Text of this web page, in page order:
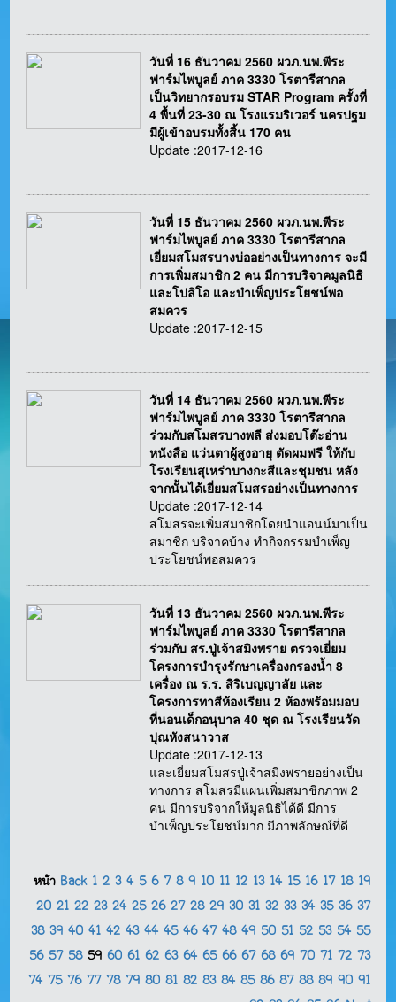
วันที่ 16 ธันวาคม 2560 ผวภ.นพ.พีระ
ฟาร์มไพบูลย์ ภาค 3330 โรตารีสากล
เป็นวิทยากรอบรม STAR Program ครั้งที่
4 พื้นที่ 23-30 ณ โรงแรมริเวอร์ นครปฐม
มีผู้เข้าอบรมทั้งสิ้น 170 คน
Update :2017-12-16
วันที่ 15 ธันวาคม 2560 ผวภ.นพ.พีระ
ฟาร์มไพบูลย์ ภาค 3330 โรตารีสากล
เยี่ยมสโมสรบางบ่ออย่างเป็นทางการ จะมี
การเพิ่มสมาชิก 2 คน มีการบริจาคมูลนิธิ
และโปลิโอ และบำเพ็ญประโยชน์พอ
สมควร
Update :2017-12-15
วันที่ 14 ธันวาคม 2560 ผวภ.นพ.พีระ
ฟาร์มไพบูลย์ ภาค 3330 โรตารีสากล
ร่วมกับสโมสรบางพลี ส่งมอบโต๊ะอ่าน
หนังสือ แว่นตาผู้สูงอายุ ตัดผมฟรี ให้กับ
โรงเรียนสุเหร่าบางกะสีและชุมชน หลัง
จากนั้นได้เยี่ยมสโมสรอย่างเป็นทางการ
Update :2017-12-14
สโมสรจะเพิ่มสมาชิกโดยนำแอนน์มาเป็น
สมาชิก บริจาคบ้าง ทำกิจกรรมบำเพ็ญ
ประโยชน์พอสมควร
วันที่ 13 ธันวาคม 2560 ผวภ.นพ.พีระ
ฟาร์มไพบูลย์ ภาค 3330 โรตารีสากล
ร่วมกับ สร.ปู่เจ้าสมิงพราย ตรวจเยี่ยม
โครงการบำรุงรักษาเครื่องกรองน้ำ 8
เครื่อง ณ ร.ร. สิริเบญญาลัย และ
โครงการทาสีห้องเรียน 2 ห้องพร้อมมอบ
ที่นอนเด็กอนุบาล 40 ชุด ณ โรงเรียนวัด
ปุณหังสนาวาส
Update :2017-12-13
และเยี่ยมสโมสรปู่เจ้าสมิงพรายอย่างเป็น
ทางการ สโมสรมีแผนเพิ่มสมาชิกภาพ 2
คน มีการบริจากให้มูลนิธิได้ดี มีการ
บำเพ็ญประโยชน์มาก มีภาพลักษณ์ที่ดี
หน้า Back 1 2 3 4 5 6 7 8 9 10 11 12 13 14 15 16 17 18 19
20 21 22 23 24 25 26 27 28 29 30 31 32 33 34 35 36 37
38 39 40 41 42 43 44 45 46 47 48 49 50 51 52 53 54 55
56 57 58 59 60 61 62 63 64 65 66 67 68 69 70 71 72 73
74 75 76 77 78 79 80 81 82 83 84 85 86 87 88 89 90 91